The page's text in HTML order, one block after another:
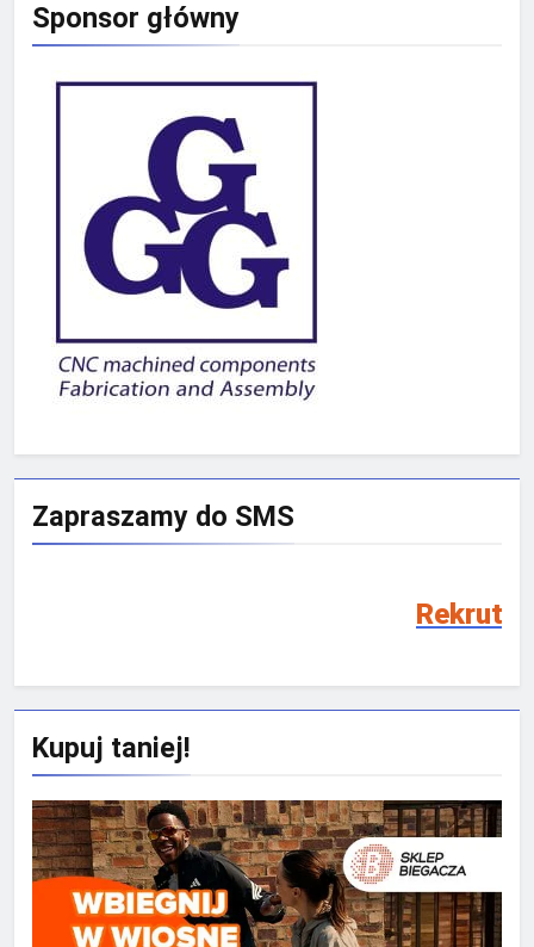
Sponsor główny
Zapraszamy do SMS
Rekrutacja SMS 2026/
Kupuj taniej!